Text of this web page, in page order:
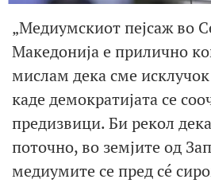
„Медиумскиот пејсаж во
Македонија е прилично
мислам дека сме
каде демократијата се
предизвици. Би рекол
поточно, во земјите од
медиумите се пред сé